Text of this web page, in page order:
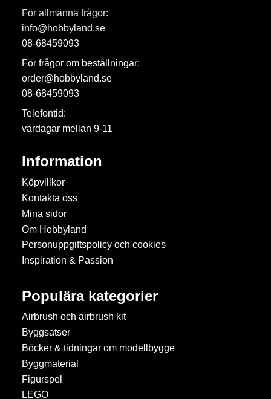
För allmänna frågor:
info@hobbyland.se
08-68459093
För frågor om beställningar:
order@hobbyland.se
08-68459093
Telefontid:
vardagar mellan 9-11
Information
Köpvillkor
Kontakta oss
Mina sidor
Om Hobbyland
Personuppgiftspolicy och cookies
Inspiration & Passion
Populära kategorier
Airbrush och airbrush kit
Byggsatser
Böcker & tidningar om modellbygge
Byggmaterial
Figurspel
LEGO